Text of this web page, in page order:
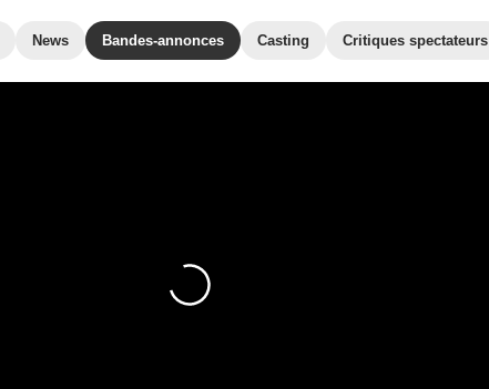
News Bandes-annonces Casting Critiques spectateurs